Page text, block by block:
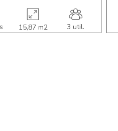
15,87 m2 3 util.